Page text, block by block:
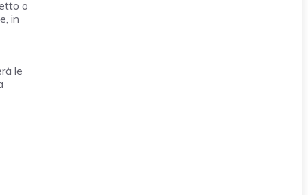
o
in
le